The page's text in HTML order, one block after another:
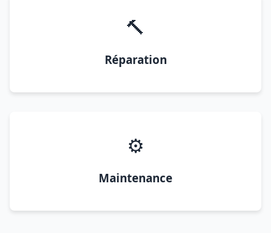
🔨
Réparation
⚙️
Maintenance